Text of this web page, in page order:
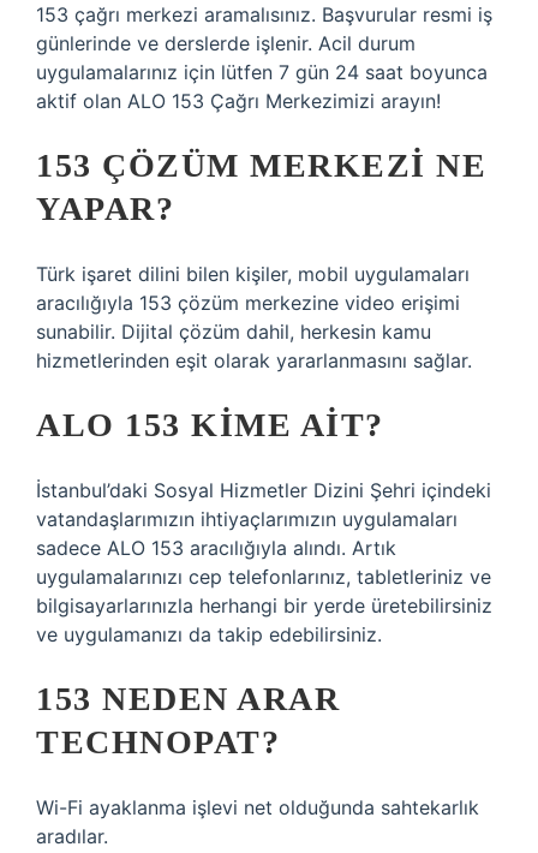
153 çağrı merkezi aramalısınız. Başvurular resmi iş
günlerinde ve derslerde işlenir. Acil durum
uygulamalarınız için lütfen 7 gün 24 saat boyunca
aktif olan ALO 153 Çağrı Merkezimizi arayın!
153 ÇÖZÜM MERKEZI NE
YAPAR?
Türk işaret dilini bilen kişiler, mobil uygulamaları
aracılığıyla 153 çözüm merkezine video erişimi
sunabilir. Dijital çözüm dahil, herkesin kamu
hizmetlerinden eşit olarak yararlanmasını sağlar.
ALO 153 KIME AIT?
İstanbul’daki Sosyal Hizmetler Dizini Şehri içindeki
vatandaşlarımızın ihtiyaçlarımızın uygulamaları
sadece ALO 153 aracılığıyla alındı. Artık
uygulamalarınızı cep telefonlarınız, tabletleriniz ve
bilgisayarlarınızla herhangi bir yerde üretebilirsiniz
ve uygulamanızı da takip edebilirsiniz.
153 NEDEN ARAR
TECHNOPAT?
Wi-Fi ayaklanma işlevi net olduğunda sahtekarlık
aradılar.